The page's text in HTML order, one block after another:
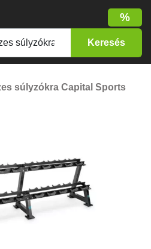
%
súlyzókra Capital Sports